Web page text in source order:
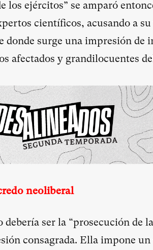
los ejércitos” se amparó
científicos, acusando a su
donde surge una impresión de
afectados y grandilocuentes
neoliberal
debería ser la “prosecución de
consagrada. Ella impone